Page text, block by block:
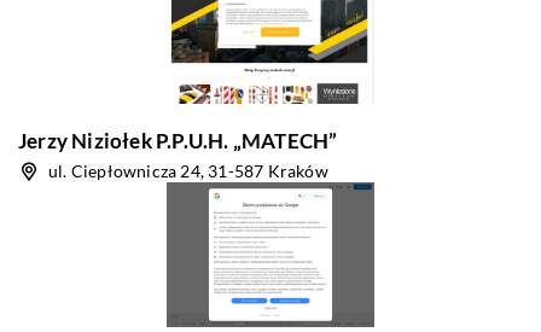
Jerzy Niziołek P.P.U.H. „MATECH”
ul. Ciepłownicza 24, 31-587 Kraków